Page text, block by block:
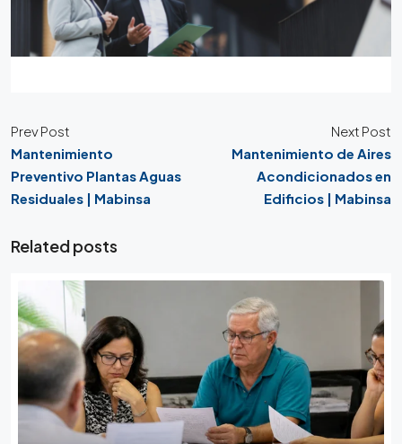
Prev Post
Mantenimiento
Preventivo Plantas Aguas
Residuales | Mabinsa
Next Post
Mantenimiento de Aires
Acondicionados en
Edificios | Mabinsa
Related posts